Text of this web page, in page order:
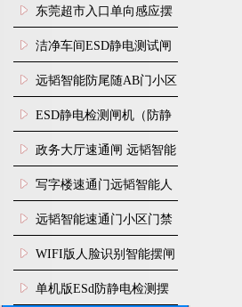
装
东莞超市入口单向感应摆
闸安装
洁净车间ESD静电测试闸
机
远韬智能防尾随AB门小区
门禁闸机安装
​ESD静电检测闸机（防静
电门禁通道系统）
政务大厅速通闸 远韬智能
防尾随静音速通门
写字楼速通门远韬智能人
脸识别快速通道闸
远韬智能速通门小区门禁
闸机食堂消费摆闸
WIFI版人脸识别智能摆闸
机
单机版ESd防静电检测摆